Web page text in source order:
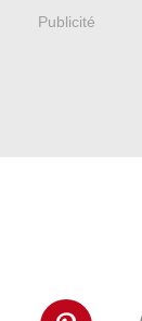
Publicité